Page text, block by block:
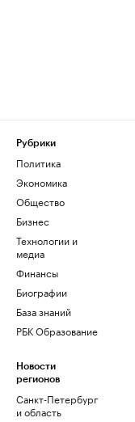
Рубрики
Политика
Экономика
Общество
Бизнес
Технологии и
медиа
Финансы
Биографии
База знаний
РБК Образование
Новости
регионов
Санкт-Петербург
и область